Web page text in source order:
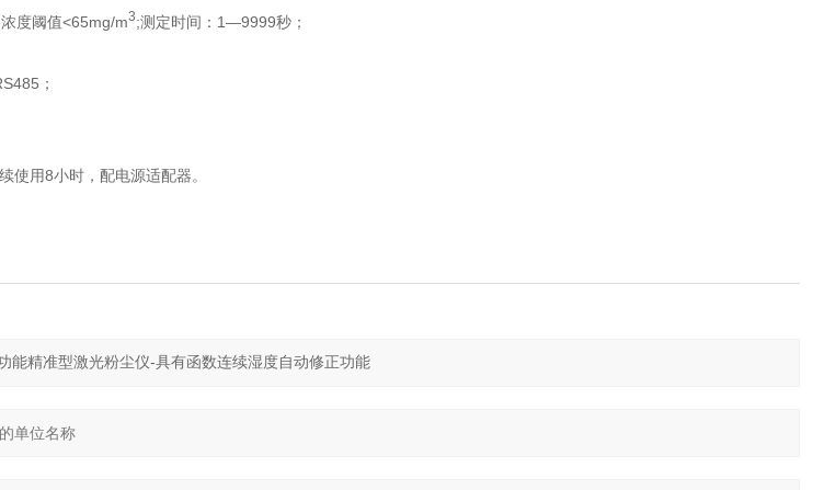
度阈值<65mg/m3;测定时间：1―9999秒；
；
使用8小时，配电源适配器。